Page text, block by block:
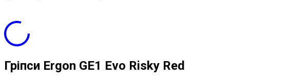
Гріпси Ergon GE1 Evo Risky Red